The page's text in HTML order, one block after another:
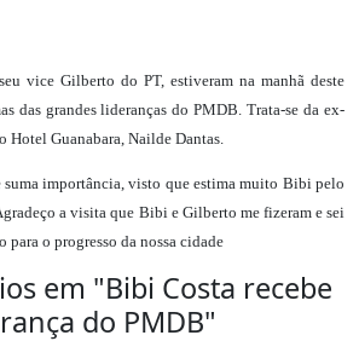
vice Gilberto do PT, estiveram na manhã deste
das grandes lideranças do PMDB. Trata-se da ex-
Hotel Guanabara, Nailde Dantas.
importância, visto que estima muito Bibi pelo
a visita que Bibi e Gilberto me fizeram e sei
o progresso da nossa cidade
em "Bibi Costa recebe
do PMDB"